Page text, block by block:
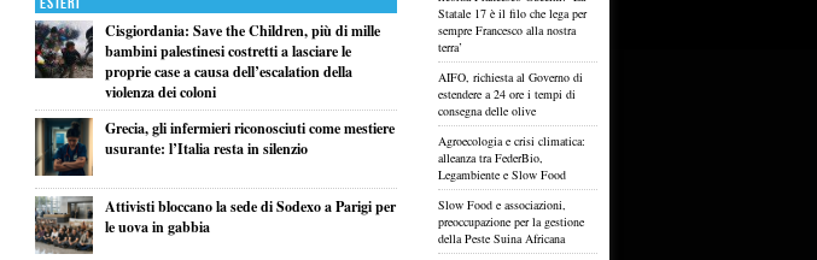
Cisgiordania: Save the Children, più di mille
bambini palestinesi costretti a lasciare le
proprie case a causa dell’escalation della
violenza dei coloni
Grecia, gli infermieri riconosciuti come mestiere
usurante: l’Italia resta in silenzio
Attivisti bloccano la sede di Sodexo a Parigi per
le uova in gabbia
Statale 17 è il filo che lega per
sempre Francesco alla nostra
terra’
AIFO, richiesta al Governo di
estendere a 24 ore i tempi di
consegna delle olive
Agroecologia e crisi climatica:
alleanza tra FederBio,
Legambiente e Slow Food
Slow Food e associazioni,
preoccupazione per la gestione
della Peste Suina Africana